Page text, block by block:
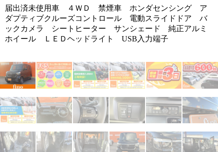
届出済未使用車 ４ＷＤ 禁煙車 ホンダセンシング ア
ダプティブクルーズコントロール 電動スライドドア バ
ックカメラ シートヒーター サンシェード 純正アルミ
ホイール ＬＥＤヘッドライト USB入力端子